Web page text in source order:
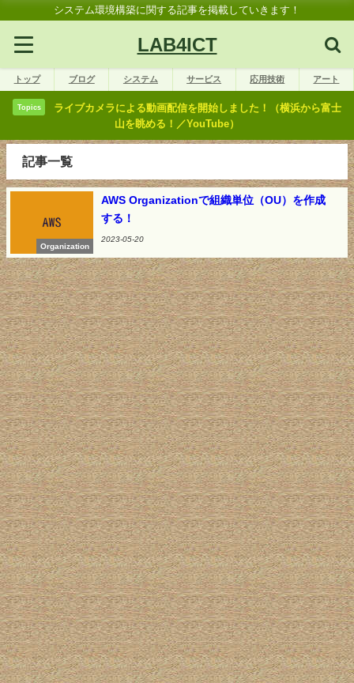
システム環境構築に関する記事を掲載していきます！
LAB4ICT
トップ ブログ システム サービス 応用技術 アート
Topics
ライブカメラによる動画配信を開始しました！（横浜から富士
山を眺める！／YouTube）
記事一覧
Organization
AWS Organizationで組織単位（OU）を作成
する！
2023-05-20